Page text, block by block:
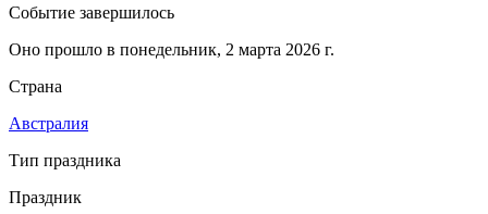
Событие завершилось
Оно прошло в понедельник, 2 марта 2026 г.
Страна
Австралия
Тип праздника
Праздник